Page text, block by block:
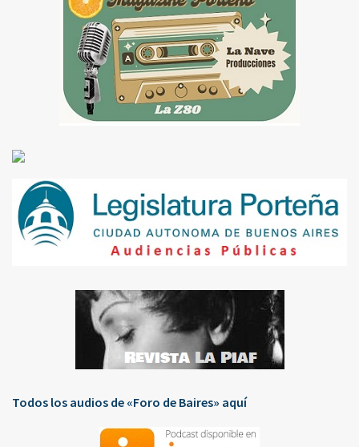
Todos los audios de «Foro de Baires» aquí